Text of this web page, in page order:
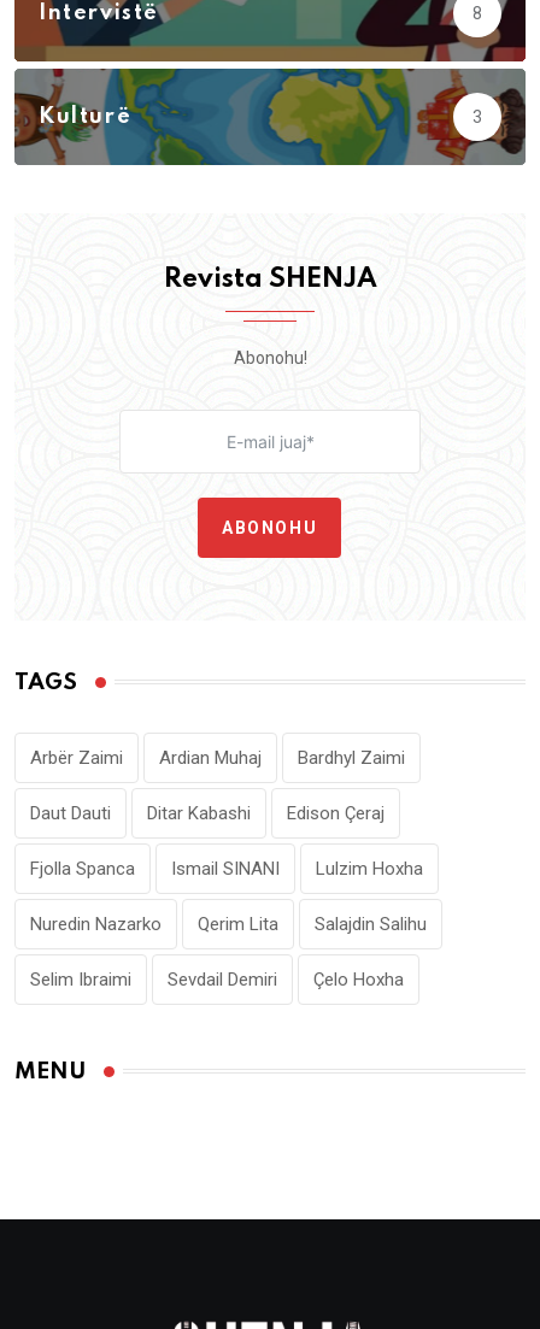
Intervistë 8
Kulturë 3
Revista SHENJA
Abonohu!
ABONOHU
TAGS
Arbër Zaimi Ardian Muhaj Bardhyl Zaimi
Daut Dauti Ditar Kabashi Edison Çeraj
Fjolla Spanca Ismail SINANI Lulzim Hoxha
Nuredin Nazarko Qerim Lita Salajdin Salihu
Selim Ibraimi Sevdail Demiri Çelo Hoxha
MENU